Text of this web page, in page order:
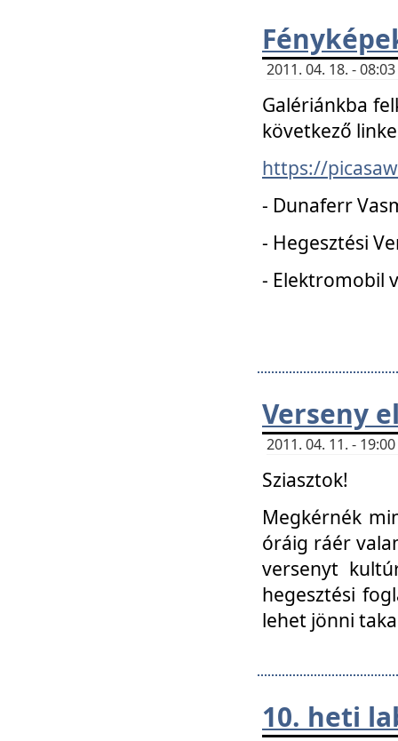
2011. 04. 18. -
Galériánkba
következő
https://
- Dunaferr
- Hegesztési
- Elektromobil
Verseny
2011. 04. 11. -
Sziasztok!
Megkérnék
óráig ráér
versenyt
hegesztési
lehet jönni
10. heti